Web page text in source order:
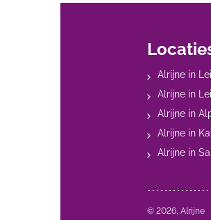
Alrijne in
Alrijne in
Alrijne in
Alrijne in
Alrijne in
© 2026, Alrijne